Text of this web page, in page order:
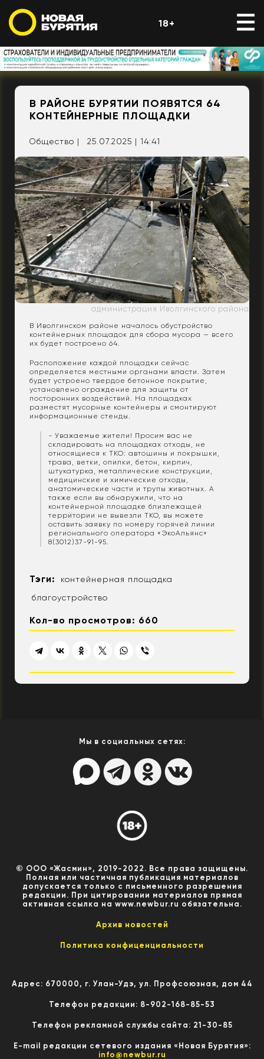
18+
В РАЙОНЕ БУРЯТИИ ПОЯВЯТСЯ 64
КОНТЕЙНЕРНЫЕ ПЛОЩАДКИ
Общество | 25.07.2025 | 14:41
администрация Иволгинского района
В Иволгинском районе началось обустройство
контейнерных площадок для сбора мусора — всего
их будет построено 64.
Расположение каждой площадки сейчас
определяется местными органами власти. Затем
будет устроено твердое бетонное покрытие,
установлено ограждение для защиты от
посторонних воздействий. На площадках
разместят мусорные контейнеры и смонтируют
информационные стенды.
- Уважаемые жители! Просим вас не
складировать на площадках отходы, не
относящиеся к ТКО: автошины и покрышки,
трава, ветки, опилки, бетон, кирпич,
штукатурка, металлические конструкции,
медицинские и химические отходы,
анатомические части и трупы животных. А
также если вы обнаружили, что на
контейнерной площадке близлежащей
территории не вывезли ТКО, вы можете
оставить заявку по номеру горячей линии
регионального оператора «ЭкоАльянс»
8(3012)37-91-95.
Тэги:
контейнерная площадка
благоустройство
Кол-во просмотров: 660
Мы в социальных сетях:
© ООО «Жасмин», 2019-2022. Все права защищены.
Полная или частичная публикация материалов
допускается только с письменного разрешения
редакции. При цитировании материалов прямая
активная ссылка на www.newbur.ru обязательна.
Архив новостей
Политика конфиценциальности
Адрес: 670000, г. Улан-Удэ, ул. Профсоюзная, дом 44
Телефон редакции: 8-902-168-85-53
Телефон рекламной службы сайта: 21-30-85
E-mail редакции сетевого издания «Новая Бурятия»:
info@newbur.ru